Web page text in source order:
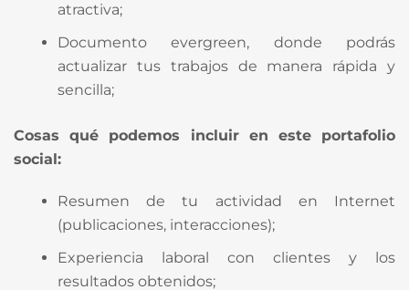
atractiva;
Documento evergreen, donde podrás
actualizar tus trabajos de manera rápida y
sencilla;
Cosas qué podemos incluir en este portafolio
social:
Resumen de tu actividad en Internet
(publicaciones, interacciones);
Experiencia laboral con clientes y los
resultados obtenidos;